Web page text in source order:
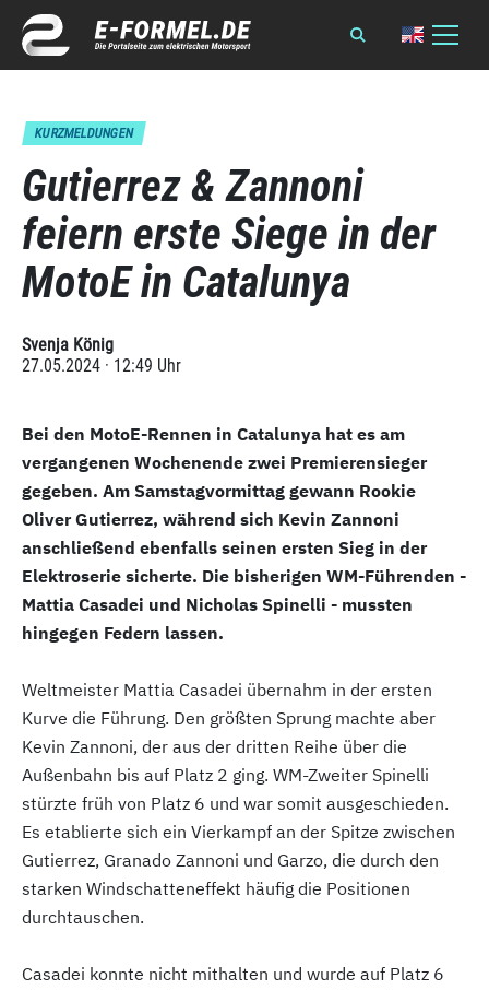
KURZMELDUNGEN
Gutierrez & Zannoni
feiern erste Siege in der
MotoE in Catalunya
Svenja König
27.05.2024 · 12:49 Uhr
Bei den MotoE-Rennen in Catalunya hat es am
vergangenen Wochenende zwei Premierensieger
gegeben. Am Samstagvormittag gewann Rookie
Oliver Gutierrez, während sich Kevin Zannoni
anschließend ebenfalls seinen ersten Sieg in der
Elektroserie sicherte. Die bisherigen WM-Führenden -
Mattia Casadei und Nicholas Spinelli - mussten
hingegen Federn lassen.
Weltmeister Mattia Casadei übernahm in der ersten
Kurve die Führung. Den größten Sprung machte aber
Kevin Zannoni, der aus der dritten Reihe über die
Außenbahn bis auf Platz 2 ging. WM-Zweiter Spinelli
stürzte früh von Platz 6 und war somit ausgeschieden.
Es etablierte sich ein Vierkampf an der Spitze zwischen
Gutierrez, Granado Zannoni und Garzo, die durch den
starken Windschatteneffekt häufig die Positionen
durchtauschen.
Casadei konnte nicht mithalten und wurde auf Platz 6